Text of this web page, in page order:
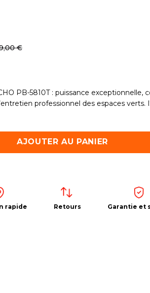
€
PB-5810T : puissance exceptionnelle,
professionnel des espaces verts.
AJOUTER AU PANIER
rapide Retours Garantie et